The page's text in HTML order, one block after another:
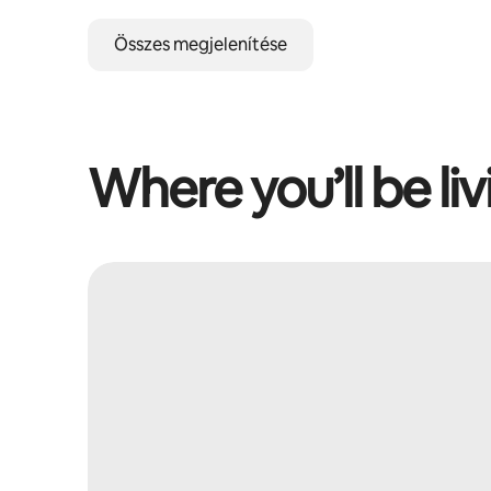
Összes megjelenítése
Where you’ll be